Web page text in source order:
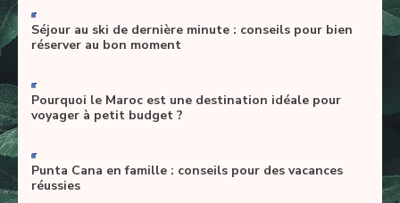
-
Séjour au ski de dernière minute : conseils pour bien
réserver au bon moment
-
Pourquoi le Maroc est une destination idéale pour
voyager à petit budget ?
-
Punta Cana en famille : conseils pour des vacances
réussies